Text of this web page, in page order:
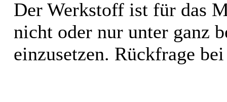
Der Werkstoff ist für das
nicht oder nur unter ganz
einzusetzen. Rückfrage